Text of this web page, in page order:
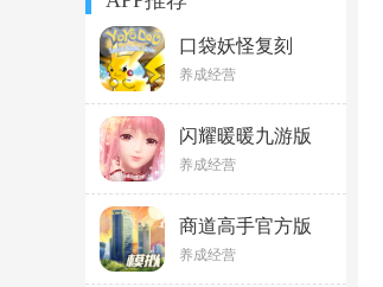
口袋妖怪复刻
3.4.0
养成经营
闪耀暖暖九游版
v5.1.2388630安卓
版
养成经营
商道高手官方版
v3.1302 安卓版
养成经营